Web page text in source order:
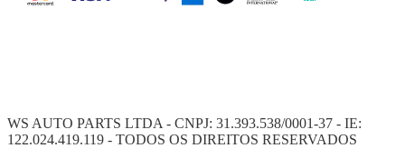
WS AUTO PARTS LTDA - CNPJ: 31.393.538/0001-37 - IE:
122.024.419.119 - TODOS OS DIREITOS RESERVADOS